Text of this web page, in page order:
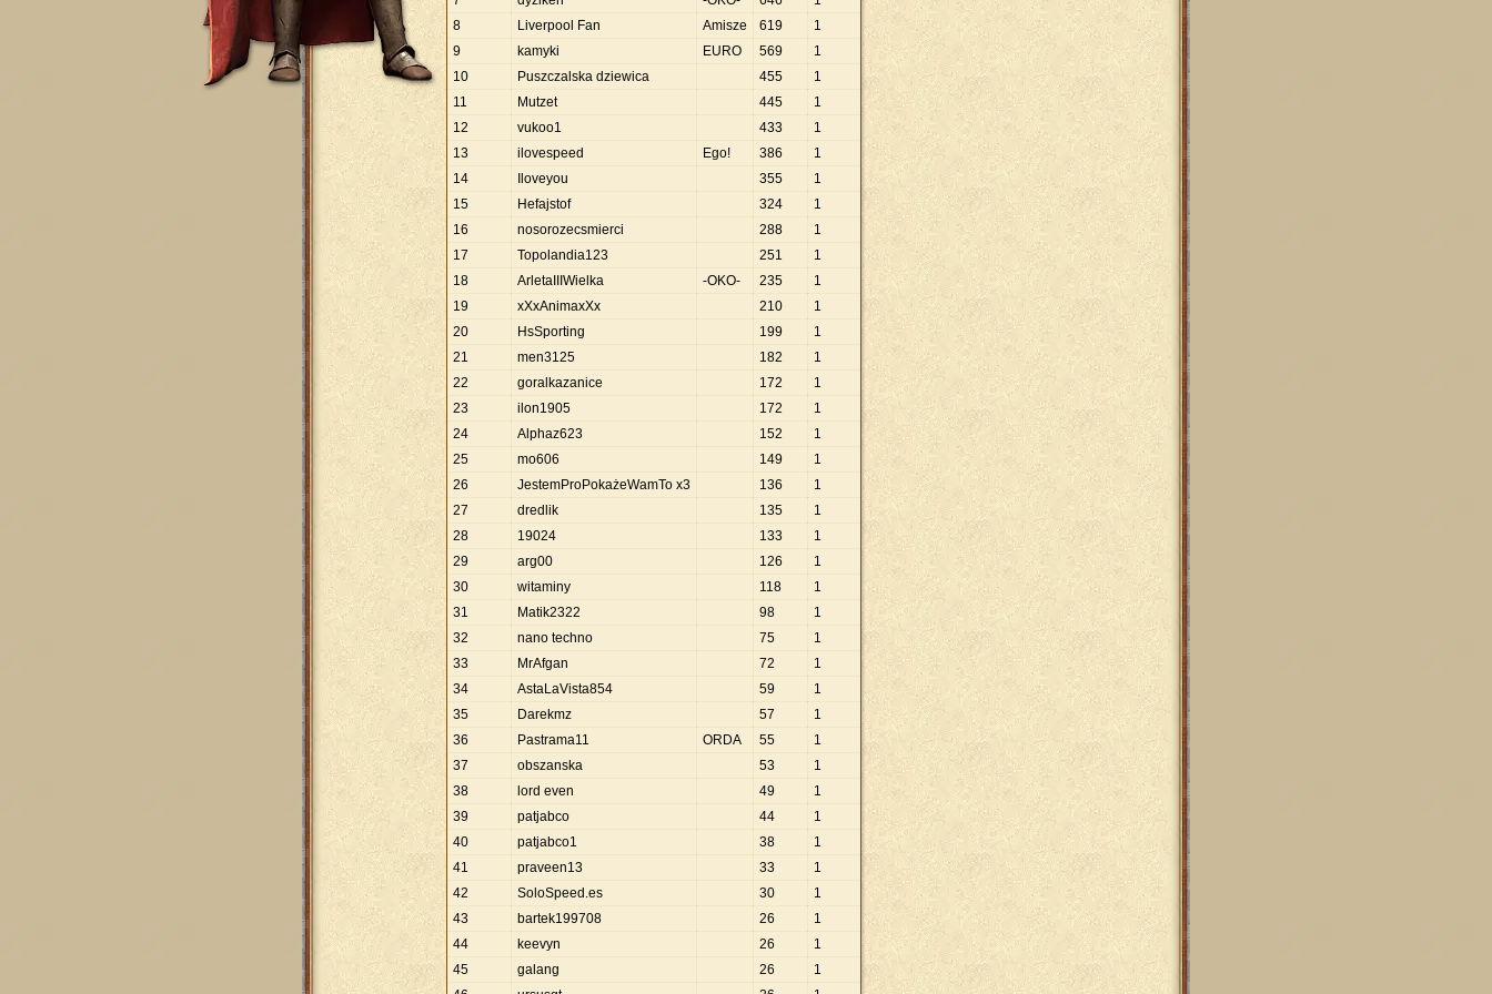
8
Liverpool Fan Amisze 619
1
9
kamyki EURO 569
1
10
Puszczalska dziewica 455
1
11
Mutzet 445
1
12
vukoo1 433
1
13
ilovespeed Ego! 386
1
14
Iloveyou 355
1
15
Hefajstof 324
1
16
nosorozecsmierci 288
1
17
Topolandia123 251
1
18
ArletaIIIWielka -OKO- 235
1
19
xXxAnimaxXx 210
1
20
HsSporting 199
1
21
men3125 182
1
22
goralkazanice 172
1
23
ilon1905 172
1
24
Alphaz623 152
1
25
mo606 149
1
26
JestemProPokażeWamTo x3 136
1
27
dredlik 135
1
28
19024 133
1
29
arg00 126
1
30
witaminy 118
1
31
Matik2322 98
1
32
nano techno 75
1
33
MrAfgan 72
1
34
AstaLaVista854 59
1
35
Darekmz 57
1
36
Pastrama11 ORDA 55
1
37
obszanska 53
1
38
lord even 49
1
39
patjabco 44
1
40
patjabco1 38
1
41
praveen13 33
1
42
SoloSpeed.es 30
1
43
bartek199708 26
1
44
keevyn 26
1
45
galang 26
1